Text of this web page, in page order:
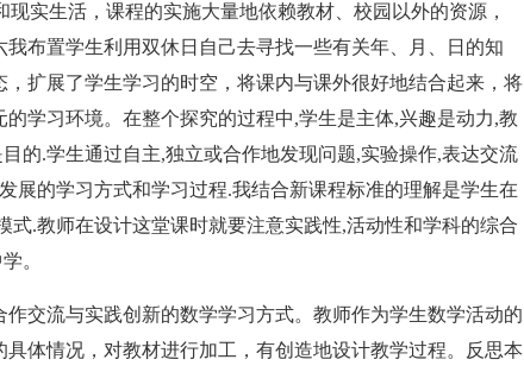
实生活，课程的实施大量地依赖教材、校园以外的资源，
布置学生利用双休日自己去寻找一些有关年、月、日的知
扩展了学生学习的时空，将课内与课外很好地结合起来，将
学习环境。在整个探究的过程中,学生是主体,兴趣是动力,教
的.学生通过自主,独立或合作地发现问题,实验操作,表达交流
展的学习方式和学习过程.我结合新课程标准的理解是学生在
式.教师在设计这堂课时就要注意实践性,活动性和学科的综合
。
作交流与实践创新的数学学习方式。教师作为学生数学活动的
体情况，对教材进行加工，有创造地设计教学过程。反思本